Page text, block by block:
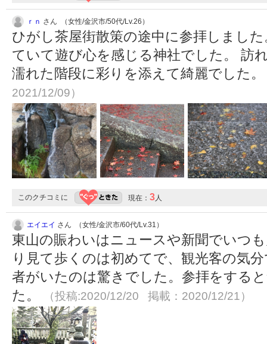
ｒｎ さん （女性/金沢市/50代/Lv.26）
ひがし茶屋街散策の途中に参拝しまし
ていて遊び心を感じる神社でした。 訪
濡れた階段に彩りを添えて綺麗でした
2021/12/09）
このクチコミに 現在： 3人
エイエイ さん （女性/金沢市/60代/Lv.31）
東山の賑わいはニュースや新聞でいつ
り見て歩くのは初めてで、観光客の気
者がいたのは驚きでした。参拝をする
た。
（投稿:2020/12/20 掲載：2020/12/21）